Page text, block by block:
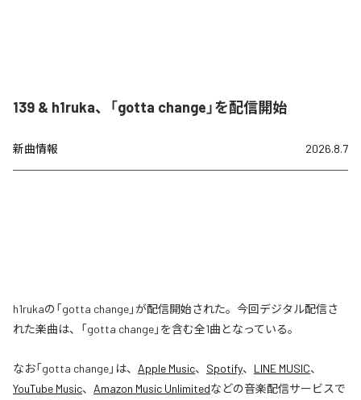
139 & h1ruka、「gotta change」を配信開始
新曲情報 2026.8.7
h1rukaの「gotta change」が配信開始された。今回デジタル配信さ
れた楽曲は、「gotta change」を含む全1曲となっている。
なお「gotta change」は、 Apple Music、 Spotify、 LINE MUSIC、
YouTube Music、 Amazon Music Unlimitedなどの音楽配信サービスで